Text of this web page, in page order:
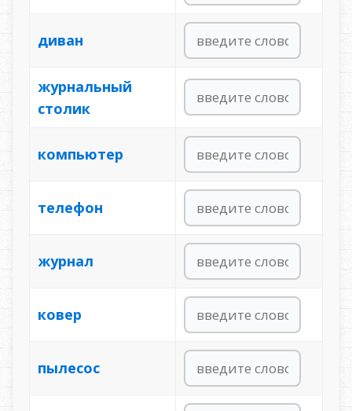
диван
журнальный
столик
компьютер
телефон
журнал
ковер
пылесос